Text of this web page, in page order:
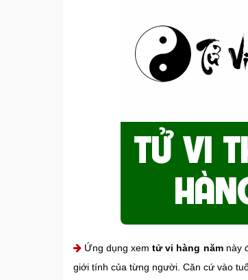
Ứng dụng xemtử vi hàng nămnày
giới tính của từng người. Căn cứ vào